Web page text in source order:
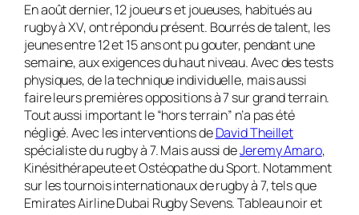
En août dernier, 12 joueurs et joueuses, habitués au
rugby à XV, ont répondu présent. Bourrés de talent, les
jeunes entre 12 et 15 ans ont pu gouter, pendant une
semaine, aux exigences du haut niveau. Avec des tests
physiques, de la technique individuelle, mais aussi
faire leurs premières oppositions à 7 sur grand terrain.
Tout aussi important le “hors terrain” n’a pas été
négligé. Avec les interventions deDavid Theillet
spécialiste du rugby à 7. Mais aussi deJeremy Amaro,
Kinésithérapeute et Ostéopathe du Sport. Notamment
sur les tournois internationaux de rugby à 7, tels que
Emirates Airline Dubai Rugby Sevens. Tableau noir et